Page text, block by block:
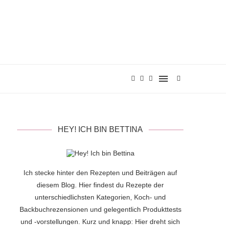
HEY! ICH BIN BETTINA
Ich stecke hinter den Rezepten und Beiträgen auf
diesem Blog. Hier findest du Rezepte der
unterschiedlichsten Kategorien, Koch- und
Backbuchrezensionen und gelegentlich Produkttests
und -vorstellungen. Kurz und knapp: Hier dreht sich